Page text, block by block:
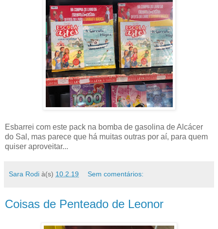
Esbarrei com este pack na bomba de gasolina de Alcácer
do Sal, mas parece que há muitas outras por aí, para quem
quiser aproveitar...
Sara Rodi à(s) 10.2.19 Sem comentários:
Coisas de Penteado de Leonor